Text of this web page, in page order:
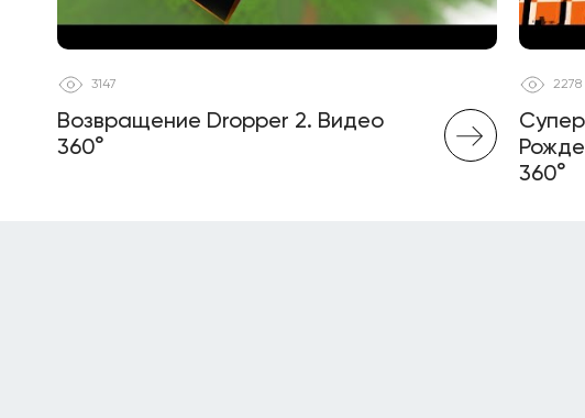
3147
Возвращение Dropper 2. Видео
360°
2278
360°